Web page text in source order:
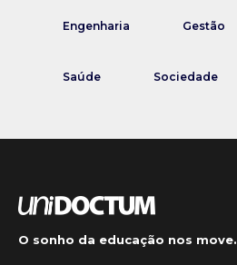
Engenharia Gestão
Saúde Sociedade
O sonho da educação nos move.